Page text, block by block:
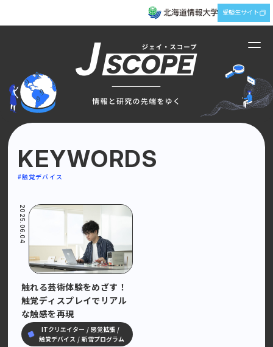
受験生サイト
TOP RESEARCH
#未来
ENGAGE
#創出
大学広報SNS
KEYWORDS
#触覚デバイス
2025.06.04
触れる芸術体験をめざす！
触覚ディスプレイでリアル
な触感を再現
ITクリエイター
感覚拡張
触覚デバイス
新雪プログラム